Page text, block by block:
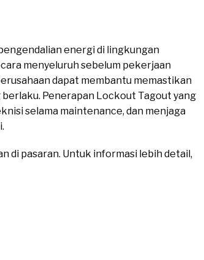
energi di lingkungan
menyeluruh sebelum pekerjaan
dapat membantu memastikan
Penerapan Lockout Tagout yang
selama maintenance, dan menjaga
di pasaran. Untuk informasi lebih detail,